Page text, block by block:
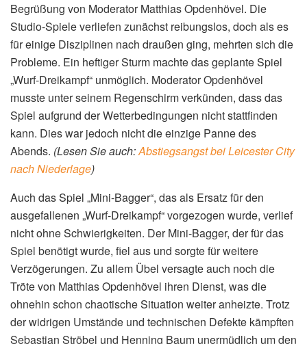
Begrüßung von Moderator Matthias Opdenhövel. Die
Studio-Spiele verliefen zunächst reibungslos, doch als es
für einige Disziplinen nach draußen ging, mehrten sich die
Probleme. Ein heftiger Sturm machte das geplante Spiel
„Wurf-Dreikampf“ unmöglich. Moderator Opdenhövel
musste unter seinem Regenschirm verkünden, dass das
Spiel aufgrund der Wetterbedingungen nicht stattfinden
kann. Dies war jedoch nicht die einzige Panne des
Abends. (Lesen Sie auch:Abstiegsangst bei Leicester City
nach Niederlage)
Auch das Spiel „Mini-Bagger“, das als Ersatz für den
ausgefallenen „Wurf-Dreikampf“ vorgezogen wurde, verlief
nicht ohne Schwierigkeiten. Der Mini-Bagger, der für das
Spiel benötigt wurde, fiel aus und sorgte für weitere
Verzögerungen. Zu allem Übel versagte auch noch die
Tröte von Matthias Opdenhövel ihren Dienst, was die
ohnehin schon chaotische Situation weiter anheizte. Trotz
der widrigen Umstände und technischen Defekte kämpften
Sebastian Ströbel und Henning Baum unermüdlich um den